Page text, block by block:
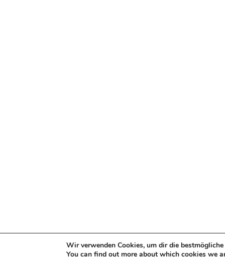
Wir verwenden Cookies, um dir die
You can find out more about which cookies we